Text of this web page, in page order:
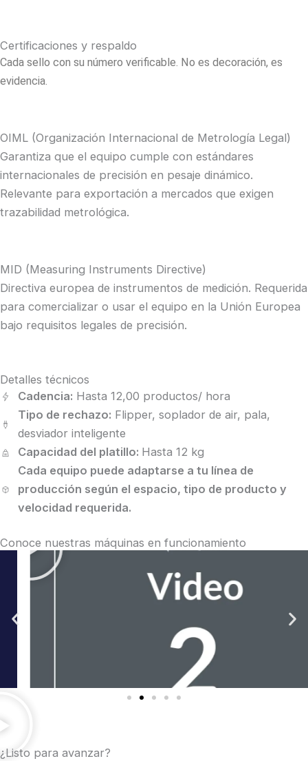
Certificaciones y respaldo
Cada sello con su número verificable. No es decoración, es
evidencia.
OIML (Organización Internacional de Metrología Legal)
Garantiza que el equipo cumple con estándares
internacionales de precisión en pesaje dinámico.
Relevante para exportación a mercados que exigen
trazabilidad metrológica.
MID (Measuring Instruments Directive)
Directiva europea de instrumentos de medición. Requerida
para comercializar o usar el equipo en la Unión Europea
bajo requisitos legales de precisión.
Detalles técnicos
Cadencia: Hasta 12,00 productos/ hora
Tipo de rechazo: Flipper, soplador de air, pala,
desviador inteligente
Capacidad del platillo: Hasta 12 kg
Cada equipo puede adaptarse a tu línea de
producción según el espacio, tipo de producto y
velocidad requerida.
Conoce nuestras máquinas en funcionamiento
¿Listo para avanzar?